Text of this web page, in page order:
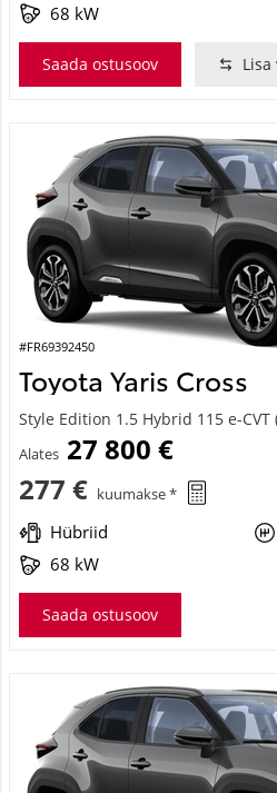
68 kW
Saada ostusoov
#FR69392450
Toyota Yaris Cross
Style Edition 1.5 Hybrid 115 e-CVT
Alates 27 800 €
277 € kuumakse *
Hübriid
68 kW
Saada ostusoov